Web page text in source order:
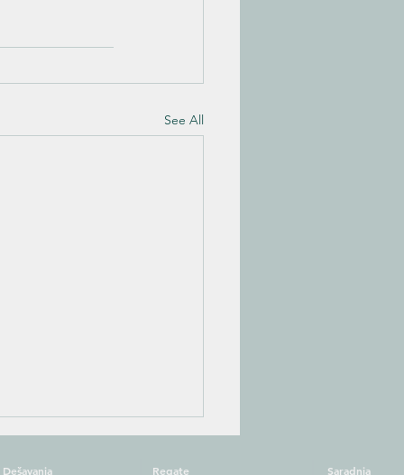
See All
Dešavanja Regate Saradnja